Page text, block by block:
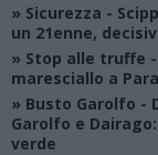
» Sicurezza -
un 21enne,
» Stop alle truffe
maresciallo a
» Busto Garolfo -
Garolfo e
verde